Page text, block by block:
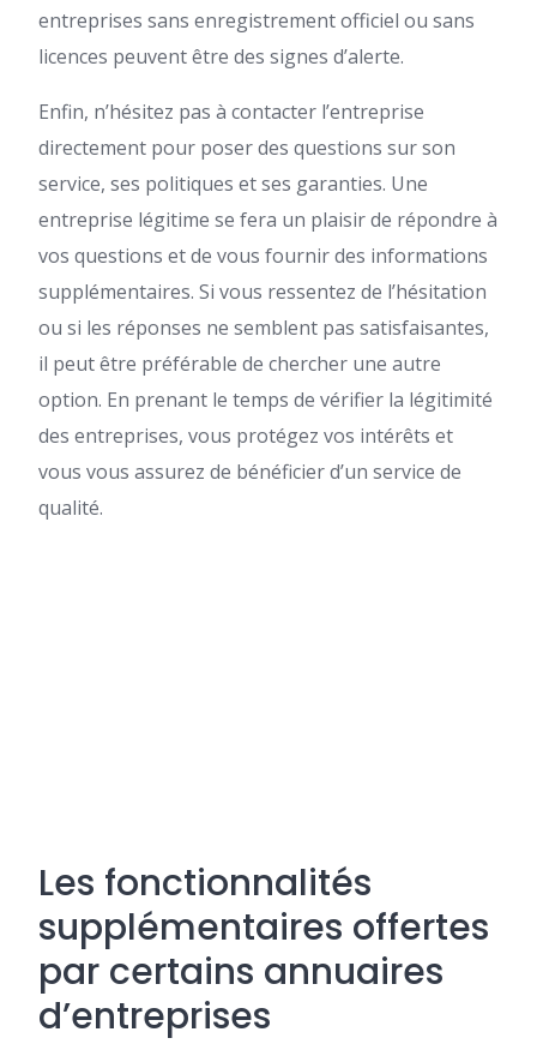
entreprises sans enregistrement officiel ou sans
licences peuvent être des signes d’alerte.
Enfin, n’hésitez pas à contacter l’entreprise
directement pour poser des questions sur son
service, ses politiques et ses garanties. Une
entreprise légitime se fera un plaisir de répondre à
vos questions et de vous fournir des informations
supplémentaires. Si vous ressentez de l’hésitation
ou si les réponses ne semblent pas satisfaisantes,
il peut être préférable de chercher une autre
option. En prenant le temps de vérifier la légitimité
des entreprises, vous protégez vos intérêts et
vous vous assurez de bénéficier d’un service de
qualité.
Les fonctionnalités
supplémentaires offertes
par certains annuaires
d’entreprises